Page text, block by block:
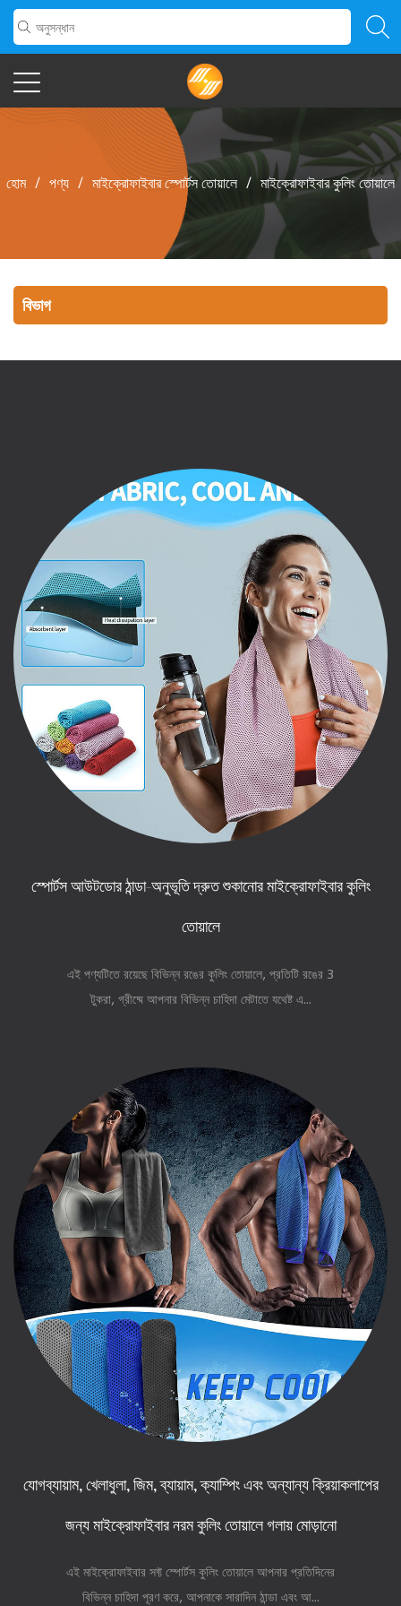
হোম / পণ্য / মাইক্রোফাইবার স্পোর্টস তোয়ালে / মাইক্রোফাইবার কুলিং তোয়ালে
বিভাগ
স্পোর্টস আউটডোর ঠান্ডা-অনুভূতি দ্রুত শুকানোর মাইক্রোফাইবার কুলিং
তোয়ালে
এই পণ্যটিতে রয়েছে বিভিন্ন রঙের কুলিং তোয়ালে, প্রতিটি রঙের 3
টুকরা, গ্রীষ্মে আপনার বিভিন্ন চাহিদা মেটাতে যথেষ্ট এ...
যোগব্যায়াম, খেলাধুলা, জিম, ব্যায়াম, ক্যাম্পিং এবং অন্যান্য ক্রিয়াকলাপের
জন্য মাইক্রোফাইবার নরম কুলিং তোয়ালে গলায় মোড়ানো
এই মাইক্রোফাইবার সফ্ট স্পোর্টস কুলিং তোয়ালে আপনার প্রতিদিনের
বিভিন্ন চাহিদা পূরণ করে, আপনাকে সারাদিন ঠান্ডা এবং আ...